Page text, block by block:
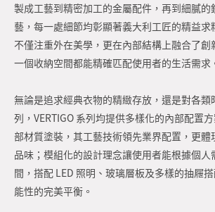
製成工藝到精密加工的金屬配件，再到細膩的
藝，每一處細節均彰顯著義大利工匠的精益求
不僅注重外在美學，更在內部結構上融合了
一個收納空間都能精確匹配使用者的生活需求
無論是追求經典衣物的精緻存放，還是對各類
列，VERTIGO 系列均提供多樣化的內部配置
部材質塗裝，其工藝技術領先業界配置，更
品味；模組化的設計理念讓使用者能根據個人
間，搭配 LED 照明、玻璃層板及多樣的抽屜
能性的完美平衡。